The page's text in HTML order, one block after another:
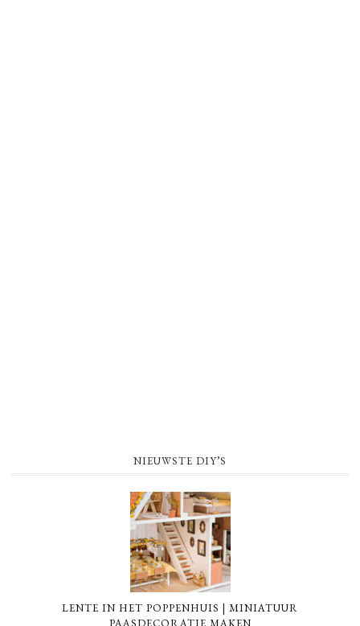
NIEUWSTE DIY’S
LENTE IN HET POPPENHUIS | MINIATUUR
PAASDECORATIE MAKEN